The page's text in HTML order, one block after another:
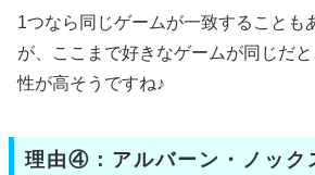
1つなら同じゲームが一致することも
が、ここまで好きなゲームが同じだ
性が高そうですね♪
理由④：アルバーン・ノッ